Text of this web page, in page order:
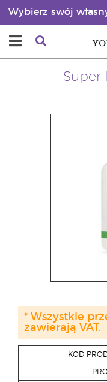
Wybierz swój
Super
KOD
* Wszystkie
zawierają VAT.